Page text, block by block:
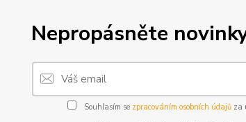
Nepropásněte
Souhlasím se zpracováním osobních údajůza